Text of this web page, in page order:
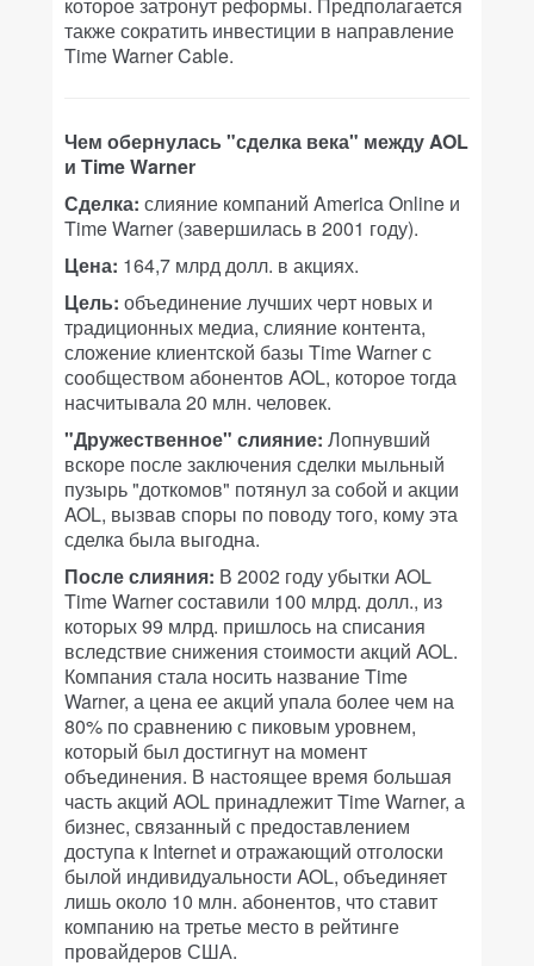
также сократить инвестиции в направление
Time Warner Cable.
Чем обернулась "сделка века" между AOL
и Time Warner
Сделка: слияние компаний America Online и
Time Warner (завершилась в 2001 году).
Цена: 164,7 млрд долл. в акциях.
Цель: объединение лучших черт новых и
традиционных медиа, слияние контента,
сложение клиентской базы Time Warner с
сообществом абонентов AOL, которое тогда
насчитывала 20 млн. человек.
"Дружественное" слияние: Лопнувший
вскоре после заключения сделки мыльный
пузырь "доткомов" потянул за собой и акции
AOL, вызвав споры по поводу того, кому эта
сделка была выгодна.
После слияния: В 2002 году убытки AOL
Time Warner составили 100 млрд. долл., из
которых 99 млрд. пришлось на списания
вследствие снижения стоимости акций AOL.
Компания стала носить название Time
Warner, а цена ее акций упала более чем на
80% по сравнению с пиковым уровнем,
который был достигнут на момент
объединения. В настоящее время большая
часть акций AOL принадлежит Time Warner, а
бизнес, связанный с предоставлением
доступа к Internet и отражающий отголоски
былой индивидуальности AOL, объединяет
лишь около 10 млн. абонентов, что ставит
компанию на третье место в рейтинге
провайдеров США.